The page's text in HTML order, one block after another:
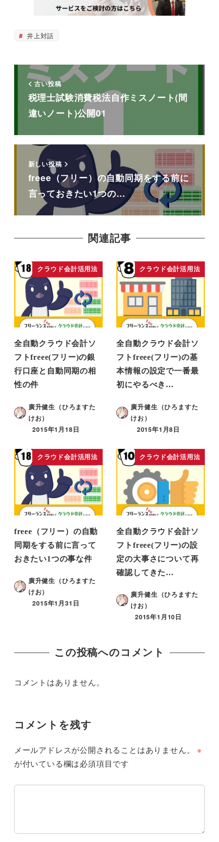
井上対話
古い投稿
税理士試験消費税法自作ミスノート(間
違いノート)公開01
新しい投稿
freee（フリー）の自動同期をする前に
言っておきたい1つの…
関連記事
クラウド会計活用法
全自動クラウド会計ソ
フトfreee(フリー)の銀
行口座と自動同期の相
性の件
廣升健生（ひろますた
けお）
2015年1月18日
クラウド会計活用法
全自動クラウド会計ソ
フトfreee(フリー)の基
本情報の設定で一番最
初にやるべき…
廣升健生（ひろますた
けお）
2015年1月8日
クラウド会計活用法
freee（フリー）の自動
同期をする前に言って
おきたい1つの事な件
廣升健生（ひろますた
けお）
2015年1月31日
クラウド会計活用法
全自動クラウド会計ソ
フトfreee(フリー)の設
定の大事さについて再
確認してきた…
廣升健生（ひろますた
けお）
2015年1月10日
この投稿へのコメント
コメントはありません。
コメントを残す
メールアドレスが公開されることはありません。
※
が付いている欄は必須項目です